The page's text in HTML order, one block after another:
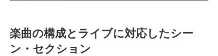
楽曲の構成とライブに対応したシー
ン・セクション